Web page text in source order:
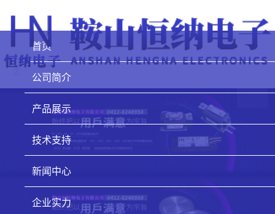
首页
公司简介
产品展示
技术支持
新闻中心
企业实力